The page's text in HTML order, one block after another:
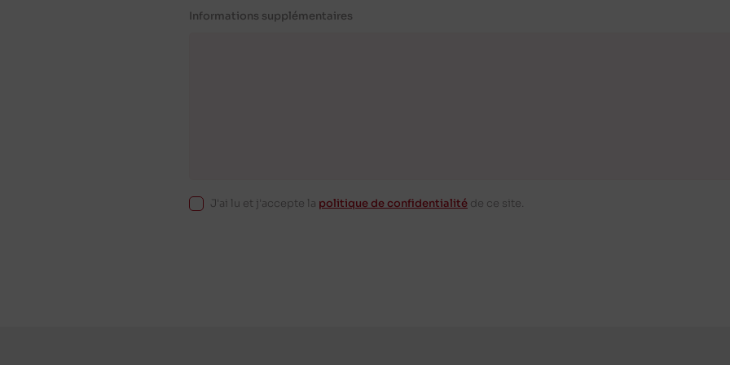
Informations supplémentaires
J'ai lu et j'accepte la politique de confidentialité de ce site.